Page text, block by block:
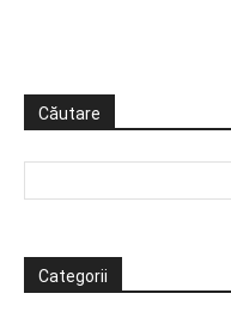
Căutare
Categorii